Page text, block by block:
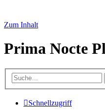
Zum Inhalt
Prima Nocte
Schnellzugriff